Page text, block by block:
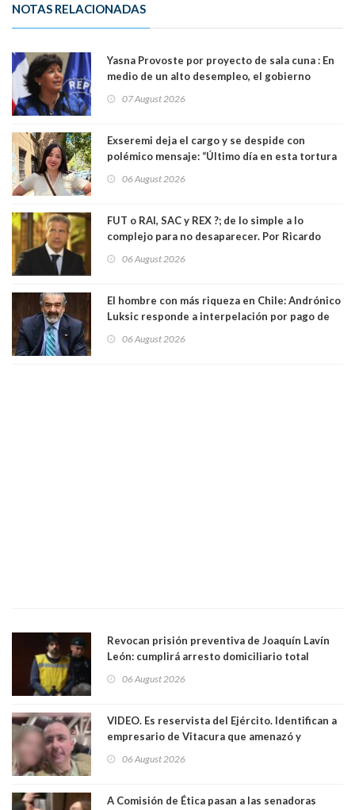
NOTAS RELACIONADAS
Yasna Provoste por proyecto de sala cuna : En
medio de un alto desempleo, el gobierno
07 August 2026
Exseremi deja el cargo y se despide con
polémico mensaje: “Último día en esta tortura
06 August 2026
FUT o RAI, SAC y REX ?; de lo simple a lo
complejo para no desaparecer. Por Ricardo
06 August 2026
El hombre con más riqueza en Chile: Andrónico
Luksic responde a interpelación por pago de
día que me muera”
06 August 2026
Revocan prisión preventiva de Joaquín Lavín
León: cumplirá arresto domiciliario total
06 August 2026
VIDEO. Es reservista del Ejército. Identifican a
empresario de Vitacura que amenazó y
al "ring raja". Se trata de Andrés Arrieta y la
06 August 2026
A Comisión de Ética pasan a las senadoras